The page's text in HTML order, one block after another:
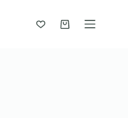
Giỏ